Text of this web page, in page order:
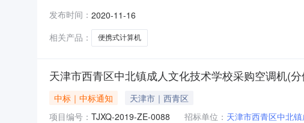
加竞价。一、项目名称和编号1.项目名称：天津市西青
商品名称计量
发布时间： 2020-11-16
相关产品：
便携式计算机
天津市西青区中北镇成人文化技术学校采购空调机(
中标｜中标通知
天津市｜西青区
项目编号： TJXQ-2019-ZE-0088 招标单位： 天津市西青区中北